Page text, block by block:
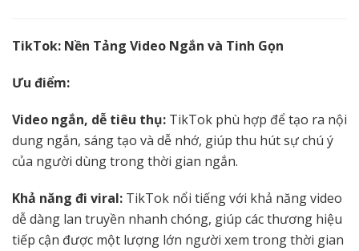
TikTok: Nền Tảng Video Ngắn và Tinh Gọn
Ưu điểm:
Video ngắn, dễ tiêu thụ: TikTok phù hợp để tạo ra nội
dung ngắn, sáng tạo và dễ nhớ, giúp thu hút sự chú ý
của người dùng trong thời gian ngắn.
Khả năng đi viral: TikTok nổi tiếng với khả năng video
dễ dàng lan truyền nhanh chóng, giúp các thương hiệu
tiếp cận được một lượng lớn người xem trong thời gian